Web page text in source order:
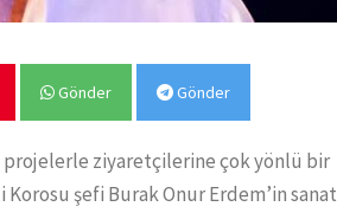
Gönder Gönder
projelerle ziyaretçilerine çok yönlü bir
şefi Burak Onur Erdem’in sanat